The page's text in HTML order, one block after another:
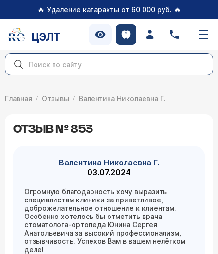
🔥 Удаление катаракты от 60 000 руб. 🔥
ЦЭЛТ
Главная Отзывы Валентина Николаевна Г.
ОТЗЫВ № 853
Валентина Николаевна Г.
03.07.2024
Огромную благодарность хочу выразить
специалистам клиники за приветливое,
доброжелательное отношение к клиентам.
Особенно хотелось бы отметить врача
стоматолога-ортопеда Юнина Сергея
Анатольевича за высокий профессионализм,
отзывчивость. Успехов Вам в вашем нелёгком
деле!